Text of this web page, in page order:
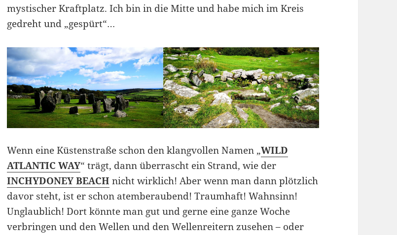
mystischer Kraftplatz. Ich bin in die Mitte und habe mich im Kreis
gedreht und „gespürt“…
Wenn eine Küstenstraße schon den klangvollen Namen „WILD
ATLANTIC WAY“ trägt, dann überrascht ein Strand, wie der
INCHYDONEY BEACH nicht wirklich! Aber wenn man dann plötzlich
davor steht, ist er schon atemberaubend! Traumhaft! Wahnsinn!
Unglaublich! Dort könnte man gut und gerne eine ganze Woche
verbringen und den Wellen und den Wellenreitern zusehen – oder